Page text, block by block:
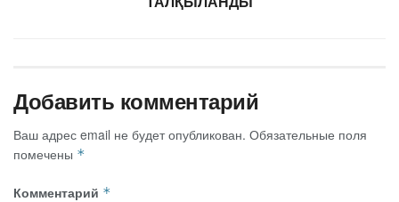
Добавить комментарий
Ваш адрес email не будет опубликован. Обязательные поля
помечены *
Комментарий *